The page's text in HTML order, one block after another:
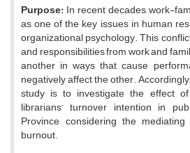
Purpose:In recent decades, work-
as one of the key issues in human
organizational psychology. This
and responsibilities from work and
another in ways that cause
negatively affect the other.
study is to investigate the effect of
librarians’ turnover intention in
Province, considering the
burnout.